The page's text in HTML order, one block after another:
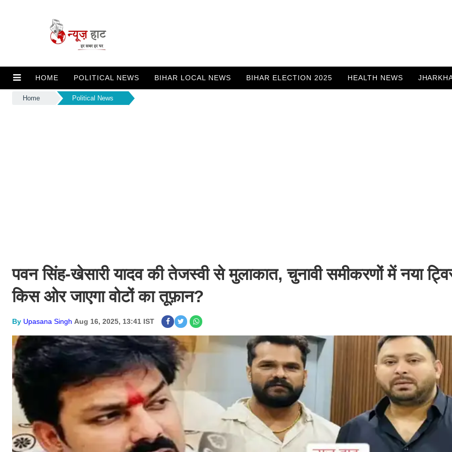
HOME POLITICAL NEWS BIHAR LOCAL NEWS BIHAR ELECTION 2025 HEALTH NEWS
Home Political News
पवन सिंह-खेसारी यादव की तेजस्वी से मुलाकात, चुनावी समीकरणों में नया
किस ओर जाएगा वोटों का तूफ़ान?
By Upasana Singh Aug 16, 2025, 13:41 IST